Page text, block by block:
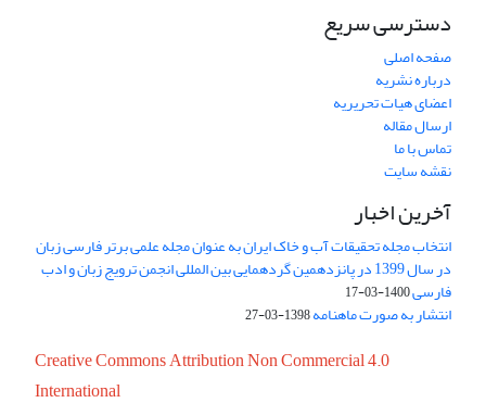
دسترسی سریع
صفحه اصلی
درباره نشریه
اعضای هیات تحریریه
ارسال مقاله
تماس با ما
نقشه سایت
آخرین اخبار
انتخاب مجله تحقیقات آب و خاک ایران به عنوان مجله علمی برتر فارسی زبان
در سال 1399 در پانزدهمین گردهمایی بین المللی انجمن ترویج زبان و ادب
فارسی1400-03-17
انتشار به صورت ماهنامه1398-03-27
Creative Commons Attribution Non Commercial 4.0
International